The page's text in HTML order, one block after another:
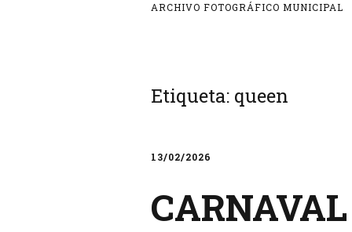
ARCHIVO FOTOGRÁFICO MUNICIPAL
Etiqueta: queen
13/02/2026